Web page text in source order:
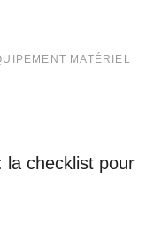
MATÉRIEL
la checklist pour